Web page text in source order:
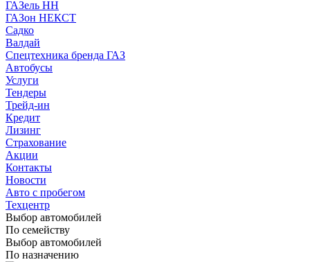
ГАЗель НН
ГАЗон НЕКСТ
Садко
Валдай
Спецтехника бренда ГАЗ
Автобусы
Услуги
Тендеры
Трейд-ин
Кредит
Лизинг
Страхование
Акции
Контакты
Новости
Авто с пробегом
Техцентр
Выбор автомобилей
По семейству
Выбор автомобилей
По назначению